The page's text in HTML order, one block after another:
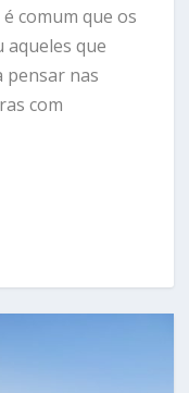
comum que os
aqueles que
pensar nas
com